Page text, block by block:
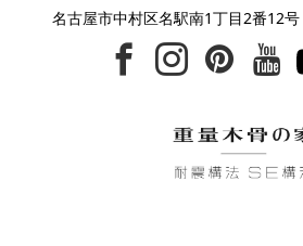
名古屋市中村区名駅南1丁目2番12